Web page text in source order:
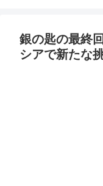
銀の匙の最終
シアで新たな